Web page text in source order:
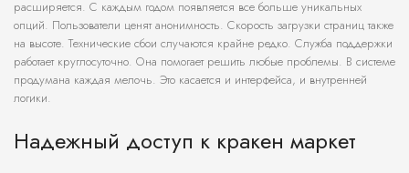
расширяется. С каждым годом появляется все больше уникальных
опций. Пользователи ценят анонимность. Скорость загрузки страниц также
на высоте. Технические сбои случаются крайне редко. Служба поддержки
работает круглосуточно. Она помогает решить любые проблемы. В системе
продумана каждая мелочь. Это касается и интерфейса, и внутренней
логики.
Надежный доступ к кракен маркет